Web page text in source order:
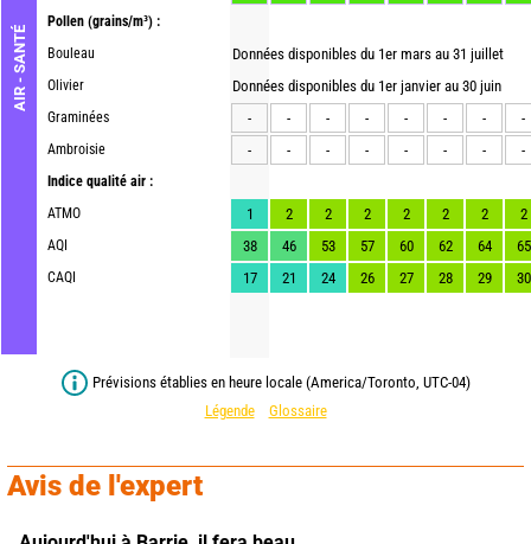
AIR - SANTÉ
Pollen (grains/m³) :
Bouleau
Olivier
Graminées
Ambroisie
Indice qualité air :
ATMO
AQI
CAQI
Données disponibles du 1er mars au 31 juillet
Données disponibles du 1er janvier au 30 juin
-
- - - - - -
-
-
- - - - - - -
1 2 2 2 2 2 2
2
38
46 53 57 60 62 64
65
17
21 24 26 27 28 29 30
Prévisions établies en heure locale (America/Toronto, UTC-04)
Légende
Glossaire
Avis de l'expert